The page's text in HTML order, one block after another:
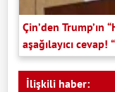
Çin’den Trump’ın
aşağılayıcı
İlişkili haber: